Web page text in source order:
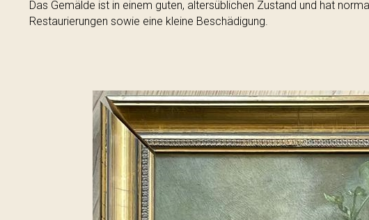
Das Gemälde ist in einem guten, altersüblichen Zustand und hat
Restaurierungen sowie eine kleine Beschädigung.